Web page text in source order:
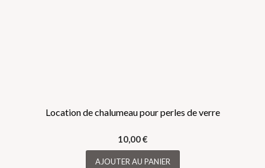
Location de chalumeau pour perles de verre
10,00€
AJOUTER AU PANIER